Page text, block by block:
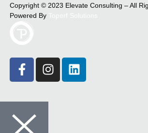
Copyright © 2023 Elevate Consulting – All
Powered By